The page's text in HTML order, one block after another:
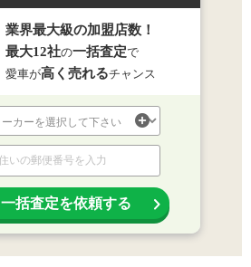
業界最大級の加盟店数！
最大12社の一括査定で
愛車が高く売れるチャンス
一括査定を依頼する